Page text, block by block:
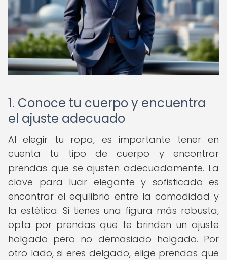
1. Conoce tu cuerpo y encuentra
el ajuste adecuado
Al elegir tu ropa, es importante tener en
cuenta tu tipo de cuerpo y encontrar
prendas que se ajusten adecuadamente. La
clave para lucir elegante y sofisticado es
encontrar el equilibrio entre la comodidad y
la estética. Si tienes una figura más robusta,
opta por prendas que te brinden un ajuste
holgado pero no demasiado holgado. Por
otro lado, si eres delgado, elige prendas que